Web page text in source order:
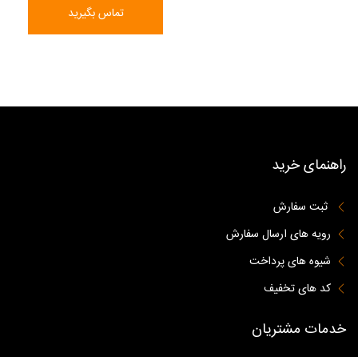
تماس بگیرید
راهنمای خرید
ثبت سفارش
رویه های ارسال سفارش
شیوه های پرداخت
کد های تخفیف
خدمات مشتریان